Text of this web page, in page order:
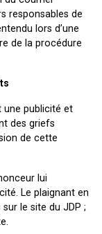
responsables de
lors d’une
de la procédure
une publicité et
des griefs
de cette
lui
Le plaignant en
le site du JDP ;